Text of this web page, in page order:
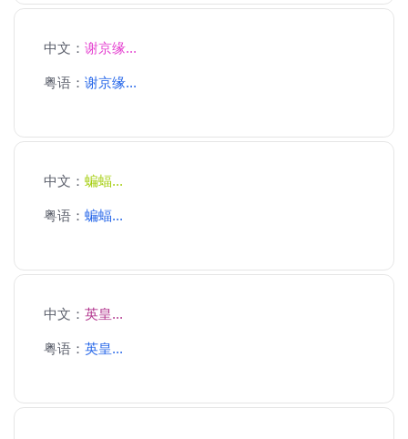
中文： 谢京缘...
粤语： 谢京缘...
中文： 蝙蝠...
粤语： 蝙蝠...
中文： 英皇...
粤语： 英皇...